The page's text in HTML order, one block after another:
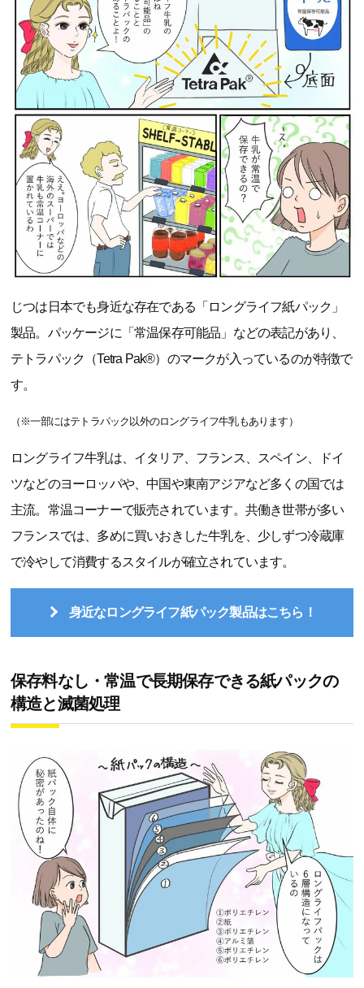
じつは日本でも身近な存在である「ロングライフ紙パック」
製品。パッケージに「常温保存可能品」などの表記があり、
テトラパック（Tetra Pak®）のマークが入っているのが特徴で
す。
（※一部にはテトラパック以外のロングライフ牛乳もあります）
ロングライフ牛乳は、イタリア、フランス、スペイン、ドイ
ツなどのヨーロッパや、中国や東南アジアなど多くの国では
主流。常温コーナーで販売されています。共働き世帯が多い
フランスでは、多めに買いおきした牛乳を、少しずつ冷蔵庫
で冷やして消費するスタイルが確立されています。
身近なロングライフ紙パック製品はこちら！
保存料なし・常温で長期保存できる紙パックの
構造と滅菌処理